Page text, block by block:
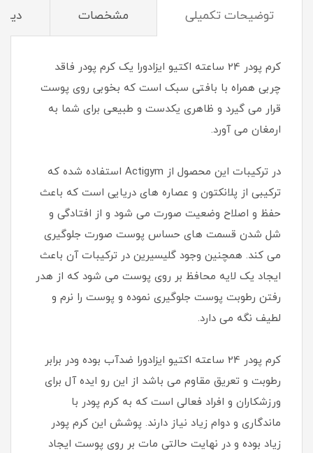
توضیحات تکمیلی مشخصات
کرم پودر 24 ساعته اکتیو ایزادورا یک کرم پودر فاقد
چربی همراه با بافتی سبک است که بخوبی روی پوست
قرار می گیرد و ظاهری یکدست و طبیعی برای شما به
ارمغان می آورد.
در ترکیبات این محصول از Actigym استفاده شده که
ترکیبی از پلانکتون و عصاره های دریایی است که باعث
حفظ و اصلاح وضعیت صورت می شود و از افتادگی و
شل شدن قسمت های حساس پوست صورت جلوگیری
می کند. همچنین وجود گلیسیرین در ترکیبات آن باعث
ایجاد یک لایه محافظ بر روی پوست می شود که از هدر
رفتن رطوبت پوست جلوگیری نموده و پوست را نرم و
لطیف نگه می دارد.
کرم پودر 24 ساعته اکتیو ایزادورا ضدآب بوده ودر برابر
رطوبت و تعریق مقاوم می باشد از این رو ایده آل برای
ورزشکاران و افراد فعالی است که به کرم پودر با
ماندگاری و دوام زیاد نیاز دارند. پوشش این کرم پودر
زیاد بوده و در نهایت حالتی مات بر روی پوست ایجاد